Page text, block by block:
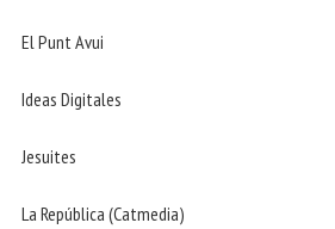
El Punt Avui
Ideas Digitales
Jesuites
La República (Catmedia)